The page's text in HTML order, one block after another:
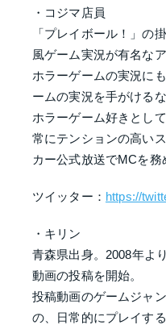
・コジマ店員
「プレイボール！」の
風ゲーム実況が有名な
ホラーゲームの実況に
ームの実況を手がける
ホラーゲーム好きとし
常にテンションの高い
カー公式放送でMCを務
ツイッター： https://
・キリン
青森県出身。2008年よ
動画の投稿を開始。
投稿動画のゲームジャ
の、日常的にプレイす